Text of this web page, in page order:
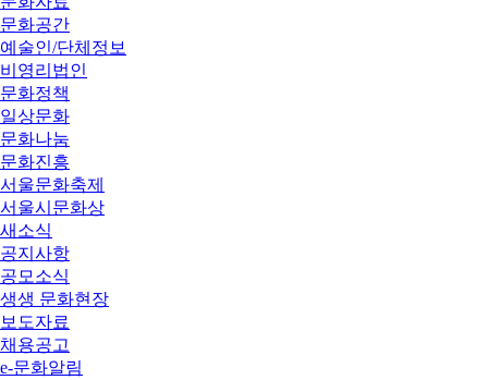
문화공간
예술인/단체정보
비영리법인
문화정책
일상문화
문화나눔
문화진흥
서울문화축제
서울시문화상
새소식
공지사항
공모소식
생생 문화현장
보도자료
채용공고
e-문화알림